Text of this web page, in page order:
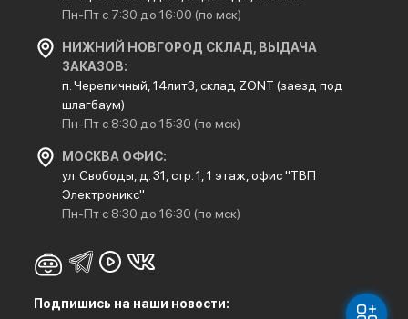
Пн-Пт с 7:30 до 16:00 (по мск)
НИЖНИЙ НОВГОРОД СКЛАД, ВЫДАЧА
ЗАКАЗОВ:
п. Черепичный, 14лит3, склад ZONT (заезд под
шлагбаум)
Пн-Пт с 8:30 до 15:30 (по мск)
МОСКВА ОФИС:
ул. Свободы, д. 31, стр. 1, 1 этаж, офис "ТВП
Электроникс"
Пн-Пт с 8:30 до 16:30 (по мск)
Подпишись на наши новости: